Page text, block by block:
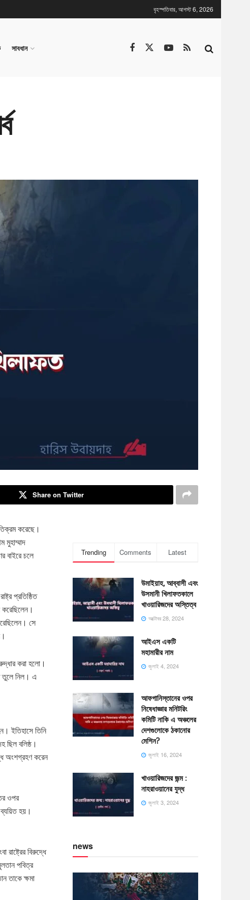
বৃহস্পতিবার, আগস্ট 6, 2026
সাবধান
Share on Twitter
করেছে।
মুহাম্মাদ
বাইরে চলে
প্রতিষ্ঠিত
সে
করা হলো।
তুলে নিল। এ
ইতিহাসে তিনি
ছিল বলিষ্ঠ।
অংশগ্রহণ করেন
ওপর
হয়।
বিরুদ্ধে
পবিত্র
তাকে ক্ষমা
Trending Comments Latest
উমাইয়াহ, আব্বাসী এবং
উসমানী খিলাফতকালে
খাওয়ারিজদের অস্তিত্ব
অক্টোবর 28, 2024
আইএস একটি
মহামারীর নাম
জুলাই 4, 2024
আফগানিস্তানের ওপর
নিষেধাজ্ঞার মনিটরিং
কমিটি নাকি এ অঞ্চলের
দেশগুলোকে ঠকানোর
মেশিন?
জুলাই 16, 2024
খাওয়ারিজদের জন্ম :
নাহরাওয়ানের যুদ্ধ
জুলাই 3, 2024
news